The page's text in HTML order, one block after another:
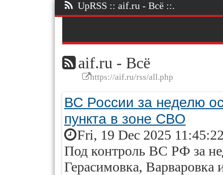
UpRSS :: aif.ru - Всё ::.
aif.ru - Всё
https://aif.ru/rss/all.php
ВС России за неделю
пункта в зоне СВО
Fri, 19 Dec 2025
Под контроль ВС РФ за
Герасимовка, Варваровка